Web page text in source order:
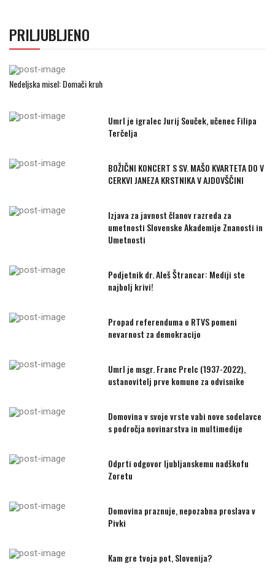
PRILJUBLJENO
Nedeljska misel: Domači kruh
Umrl je igralec Jurij Souček, učenec Filipa
Terčelja
BOŽIČNI KONCERT S SV. MAŠO KVARTETA DO V
CERKVI JANEZA KRSTNIKA V AJDOVŠČINI
Izjava za javnost članov razreda za
umetnosti Slovenske Akademije Znanosti in
Umetnosti
Podjetnik dr. Aleš Štrancar: Mediji ste
najbolj krivi!
Propad referenduma o RTVS pomeni
nevarnost za demokracijo
Umrl je msgr. Franc Prelc (1937-2022),
ustanovitelj prve komune za odvisnike
Domovina v svoje vrste vabi nove sodelavce
s področja novinarstva in multimedije
Odprti odgovor ljubljanskemu nadškofu
Zoretu
Domovina praznuje, nepozabna proslava v
Pivki
Kam gre tvoja pot, Slovenija?